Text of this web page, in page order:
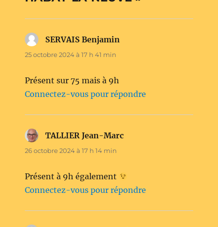
SERVAIS Benjamin
25 octobre 2024 à 17 h 41 min
Présent sur 75 mais à 9h
Connectez-vous pour répondre
TALLIER Jean-Marc
26 octobre 2024 à 17 h 14 min
Présent à 9h également
Connectez-vous pour répondre